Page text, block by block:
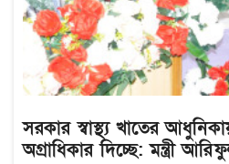
সরকার স্বাস্থ্য খাতের
অগ্রাধিকার দিচ্ছে: মন্ত্রী